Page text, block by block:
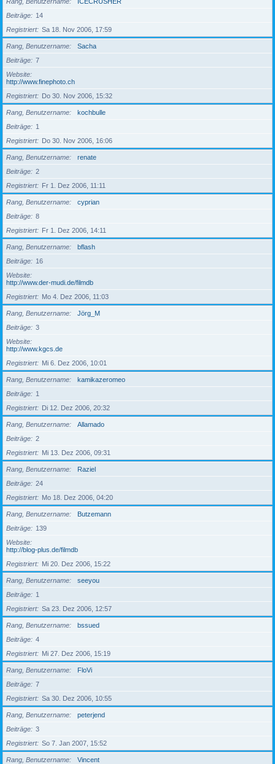
Beiträge
14
Registriert
Sa 18. Nov 2006, 17:59
Rang, Benutzername
Sacha
Beiträge
7
Website
http://www.finephoto.ch
Registriert
Do 30. Nov 2006, 15:32
Rang, Benutzername
kochbulle
Beiträge
1
Registriert
Do 30. Nov 2006, 16:06
Rang, Benutzername
renate
Beiträge
2
Registriert
Fr 1. Dez 2006, 11:11
Rang, Benutzername
cyprian
Beiträge
8
Registriert
Fr 1. Dez 2006, 14:11
Rang, Benutzername
bflash
Beiträge
16
Website
http://www.der-mudi.de/filmdb
Registriert
Mo 4. Dez 2006, 11:03
Rang, Benutzername
Jörg_M
Beiträge
3
Website
http://www.kgcs.de
Registriert
Mi 6. Dez 2006, 10:01
Rang, Benutzername
kamikazeromeo
Beiträge
1
Registriert
Di 12. Dez 2006, 20:32
Rang, Benutzername
Allamado
Beiträge
2
Registriert
Mi 13. Dez 2006, 09:31
Rang, Benutzername
Raziel
Beiträge
24
Registriert
Mo 18. Dez 2006, 04:20
Rang, Benutzername
Butzemann
Beiträge
139
Website
http://blog-plus.de/filmdb
Registriert
Mi 20. Dez 2006, 15:22
Rang, Benutzername
seeyou
Beiträge
1
Registriert
Sa 23. Dez 2006, 12:57
Rang, Benutzername
bssued
Beiträge
4
Registriert
Mi 27. Dez 2006, 15:19
Rang, Benutzername
FloVi
Beiträge
7
Registriert
Sa 30. Dez 2006, 10:55
Rang, Benutzername
peterjend
Beiträge
3
Registriert
So 7. Jan 2007, 15:52
Rang, Benutzername
Vincent